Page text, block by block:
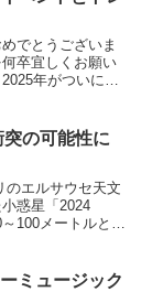
でとうございま
卒宜しくお願い
年がついに始
題といった多様
...
の可能性に
のエルサウセ天文
惑星「2024
100メートルと推
は、地球...
ミュージック